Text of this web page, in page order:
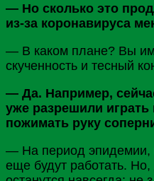
— Но сколько это
из-за коронавируса
— В каком плане? Вы
скученность и тесный
— Да. Например,
уже разрешили играть
пожимать руку
— На период эпидемии,
еще будут работать.